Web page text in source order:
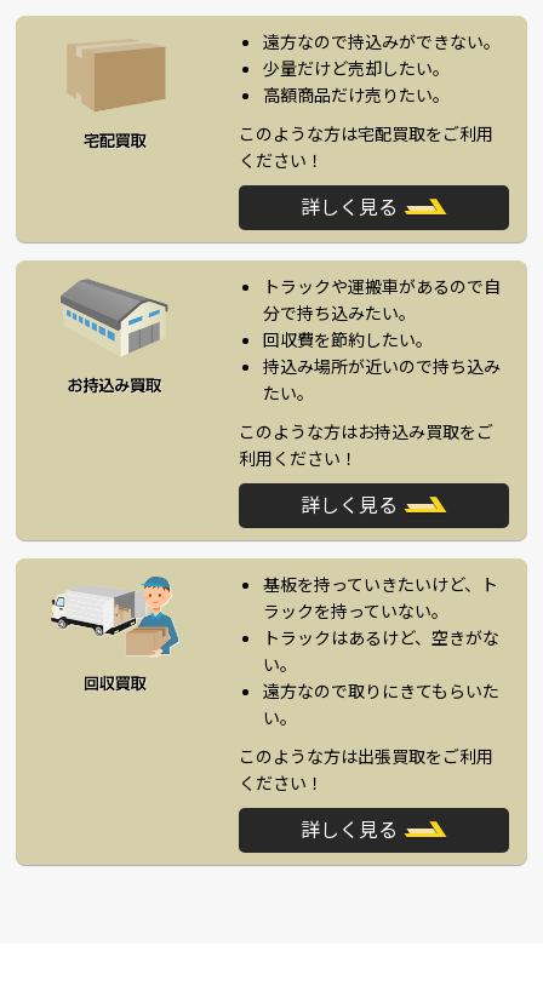
遠方なので持込みができない。
少量だけど売却したい。
高額商品だけ売りたい。
このような方は宅配買取をご利用
ください！
詳しく見る
トラックや運搬車があるので自
分で持ち込みたい。
回収費を節約したい。
持込み場所が近いので持ち込み
たい。
このような方はお持込み買取をご
利用ください！
詳しく見る
基板を持っていきたいけど、ト
ラックを持っていない。
トラックはあるけど、空きがな
い。
遠方なので取りにきてもらいた
い。
このような方は出張買取をご利用
ください！
詳しく見る